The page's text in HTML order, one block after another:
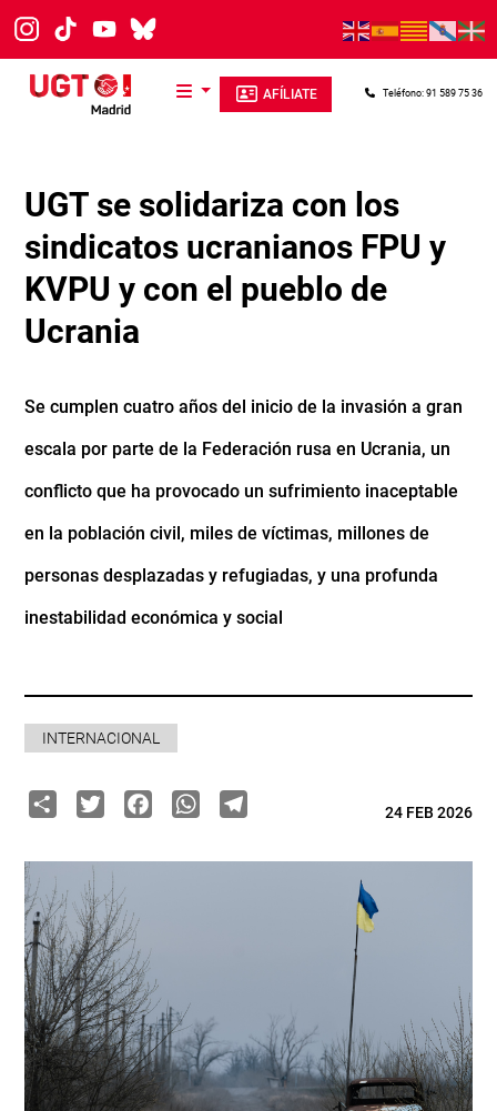
Pasar al contenido principal
AFÍLIATE Teléfono: 91 589 75 36
UGT se solidariza con los
sindicatos ucranianos FPU y
KVPU y con el pueblo de
Ucrania
Se cumplen cuatro años del inicio de la invasión a gran
escala por parte de la Federación rusa en Ucrania, un
conflicto que ha provocado un sufrimiento inaceptable
en la población civil, miles de víctimas, millones de
personas desplazadas y refugiadas, y una profunda
inestabilidad económica y social
INTERNACIONAL
ShareTwitterFacebook
WhatsApp
Telegram24 FEB 2026